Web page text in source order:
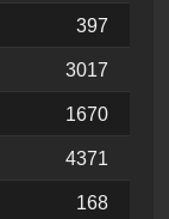
397
3017
1670
4371
168